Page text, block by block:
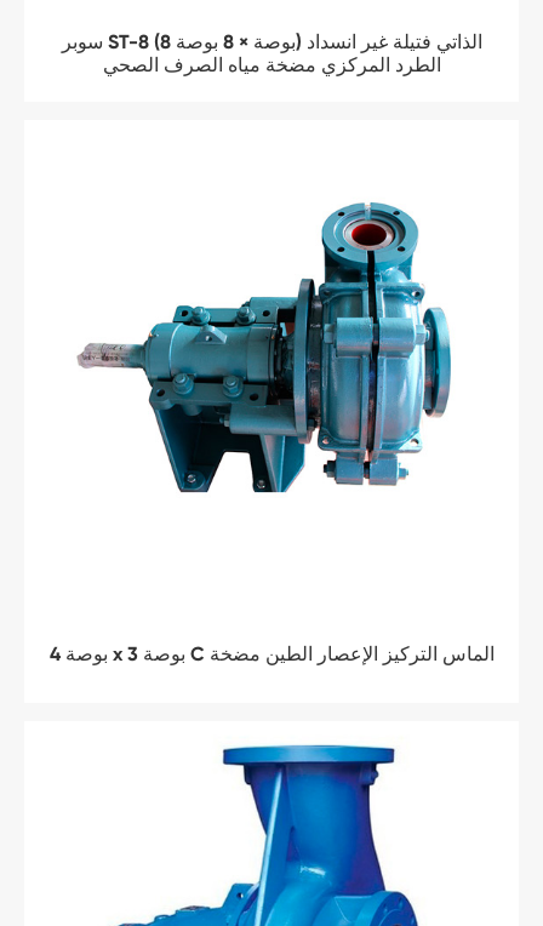
سوبر ST-8 (8 بوصة × 8 بوصة) الذاتي فتيلة غير انسداد
الطرد المركزي مضخة مياه الصرف الصحي
4 بوصة x 3 بوصة C الماس التركيز الإعصار الطين مضخة